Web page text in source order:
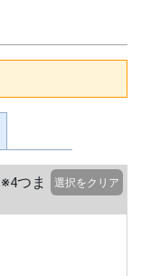
つま
選択をクリア